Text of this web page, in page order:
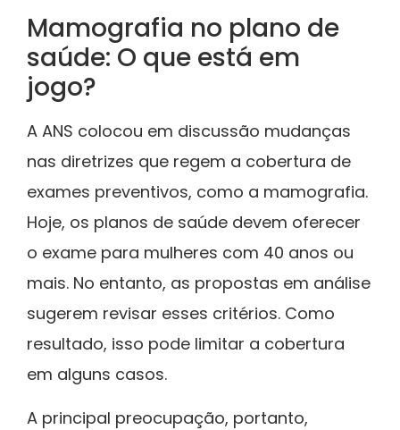
Mamografia no plano de
saúde: O que está em
jogo?
A ANS colocou em discussão mudanças
nas diretrizes que regem a cobertura de
exames preventivos, como a mamografia.
Hoje, os planos de saúde devem oferecer
o exame para mulheres com 40 anos ou
mais. No entanto, as propostas em análise
sugerem revisar esses critérios. Como
resultado, isso pode limitar a cobertura
em alguns casos.
A principal preocupação, portanto,